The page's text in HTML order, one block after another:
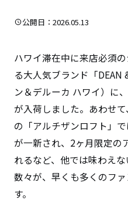
公開日：2026.05.13
ハワイ滞在中に来店必須
る大人気ブランド「DEAN
ン＆デルーカ ハワイ）に
が入荷しました。あわせ
の「アルチザンロフト」
が一新され、2ヶ月限定の
れるなど、他では味わえ
数々が、早くも多くのフ
す。